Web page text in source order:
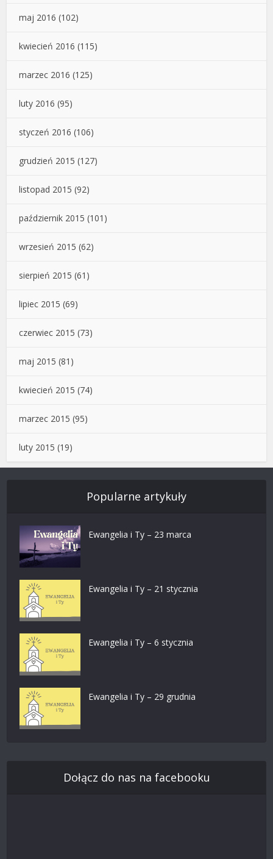
maj 2016 (102)
kwiecień 2016 (115)
marzec 2016 (125)
luty 2016 (95)
styczeń 2016 (106)
grudzień 2015 (127)
listopad 2015 (92)
październik 2015 (101)
wrzesień 2015 (62)
sierpień 2015 (61)
lipiec 2015 (69)
czerwiec 2015 (73)
maj 2015 (81)
kwiecień 2015 (74)
marzec 2015 (95)
luty 2015 (19)
Popularne artykuły
Ewangelia i Ty – 23 marca
Ewangelia i Ty – 21 stycznia
Ewangelia i Ty – 6 stycznia
Ewangelia i Ty – 29 grudnia
Dołącz do nas na facebooku